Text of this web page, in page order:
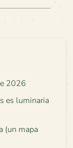
2026
es luminaria
(un mapa